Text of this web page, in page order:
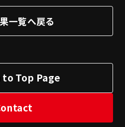
一覧へ戻る
Top Page